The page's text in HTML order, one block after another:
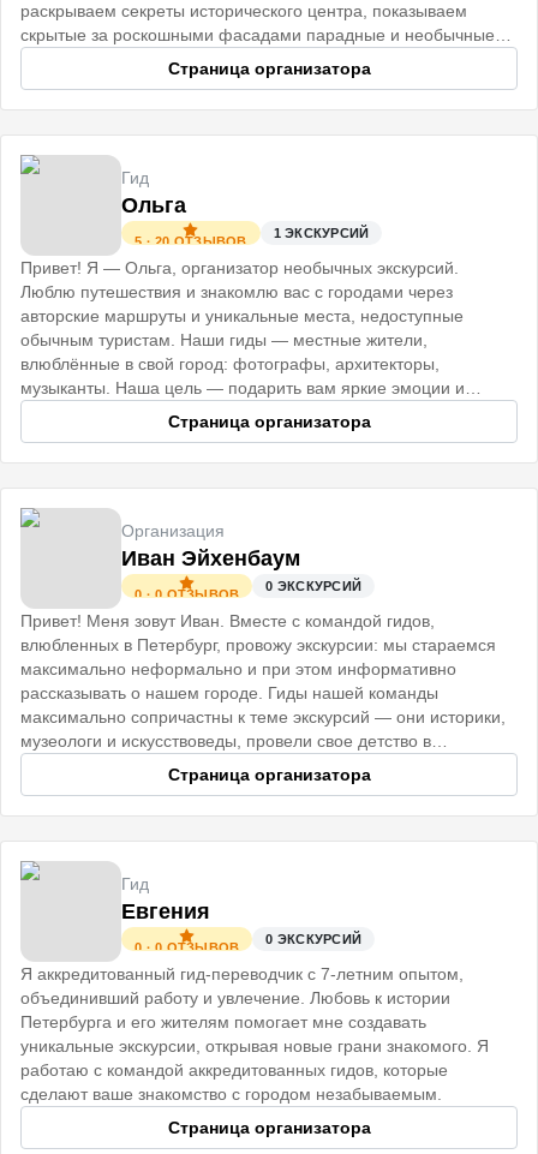
раскрываем секреты исторического центра, показываем
скрытые за роскошными фасадами парадные и необычные
Страница организатора
Гид
Ольга
5 · 20 ОТЗЫВОВ
1 ЭКСКУРСИЙ
Привет! Я — Ольга, организатор необычных экскурсий.
Люблю путешествия и знакомлю вас с городами через
авторские маршруты и уникальные места, недоступные
обычным туристам. Наши гиды — местные жители,
влюблённые в свой город: фотографы, архитекторы,
музыканты. Наша цель — подарить вам яркие эмоции и
незабываемые впечатления. До встречи!
Страница организатора
Организация
Иван Эйхенбаум
0 · 0 ОТЗЫВОВ
0 ЭКСКУРСИЙ
Привет! Меня зовут Иван. Вместе с командой гидов,
влюбленных в Петербург, провожу экскурсии: мы стараемся
максимально неформально и при этом информативно
рассказывать о нашем городе. Гиды нашей команды
максимально сопричастны к теме экскурсий — они историки,
музеологи и искусствоведы, провели свое детство в
старинных Петербургских домахСтраница организатора
Гид
Евгения
0 · 0 ОТЗЫВОВ
0 ЭКСКУРСИЙ
Я аккредитованный гид-переводчик с 7-летним опытом,
объединивший работу и увлечение. Любовь к истории
Петербурга и его жителям помогает мне создавать
уникальные экскурсии, открывая новые грани знакомого. Я
работаю с командой аккредитованных гидов, которые
сделают ваше знакомство с городом незабываемым.
Страница организатора